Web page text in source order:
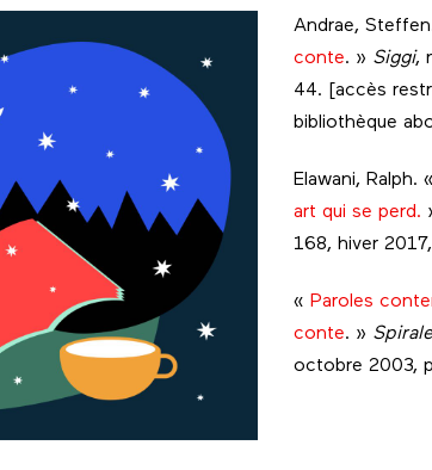
Andrae,
conte. » Siggi,
44. [accès
bibliothèque
Elawani, Ralph. «
art qui se perd.
168, hiver
« Paroles
conte. » Spirale
octobre 2003,